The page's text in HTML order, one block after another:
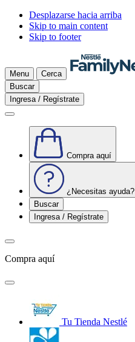
Desplazarse hacia arriba
Skip to main content
Skip to footer
Menu
Cerca
Buscar
Ingresa / Regístrate
Compra aquí
¿Necesitas ayuda?
Buscar
Ingresa / Regístrate
Compra aquí
Tu Tienda Nestlé